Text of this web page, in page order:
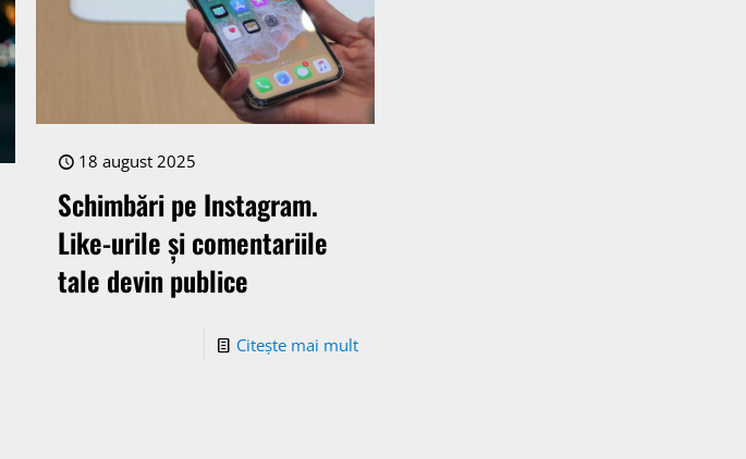
18 august 2025
Schimbări pe Instagram.
Like-urile și comentariile
tale devin publice
Citește mai mult